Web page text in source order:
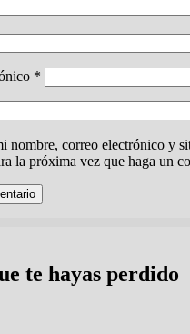
*
nombre, correo electrónico y
la próxima vez que haga un
te hayas perdido